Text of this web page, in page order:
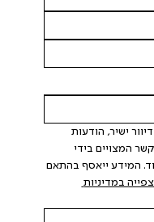
אני מאשר/ת ומסכימ/ה לקבלת דיוור ישיר, הודעות
החברה ובכלל זה דוא"ל SMS ועוד. המידע ייאסף בהתאם
צפייה במדיניות